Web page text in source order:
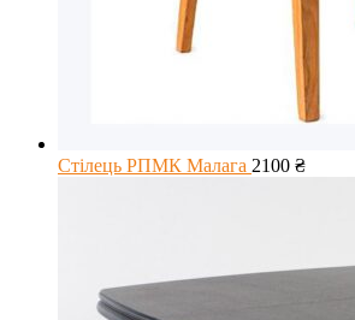
Стілець РПМК Малага 2100 ₴